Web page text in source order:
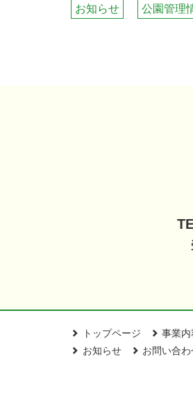
お知らせ 公園管理
トップページ 事業内
お知らせ
お問い合わ